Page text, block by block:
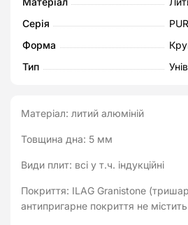
Серія
Форма
Тип
Матеріал: литий алюміній
Товщина дна: 5 мм
Види плит: всі у т.ч. індукційні
Покриття: ILAG Granistone
антипригарне покриття не